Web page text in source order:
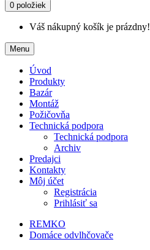
0 položiek
Váš nákupný košík je prázdny!
Menu
Úvod
Produkty
Bazár
Montáž
Požičovňa
Technická podpora
Technická podpora
Archiv
Predajci
Kontakty
Môj účet
Registrácia
Prihlásiť sa
REMKO
Domáce odvlhčovače